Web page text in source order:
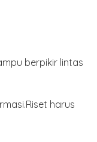
berpikir lintas
harus